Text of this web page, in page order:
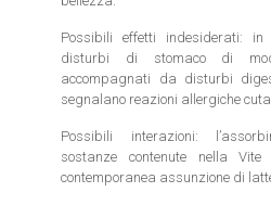
Possibili effetti indesiderati:
disturbi di stomaco di
accompagnati da disturbi
segnalano reazioni allergiche
Possibili interazioni:
sostanze contenute nella
contemporanea assunzione di